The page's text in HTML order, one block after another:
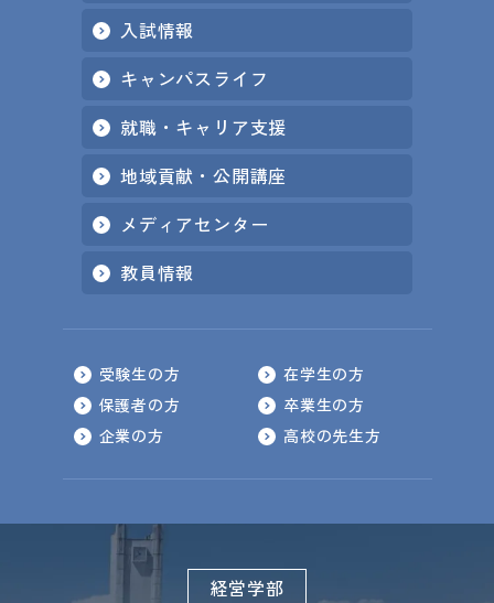
入試情報
キャンパスライフ
就職・キャリア支援
地域貢献・公開講座
メディアセンター
教員情報
受験生の方
在学生の方
保護者の方
卒業生の方
企業の方
高校の先生方
経営学部